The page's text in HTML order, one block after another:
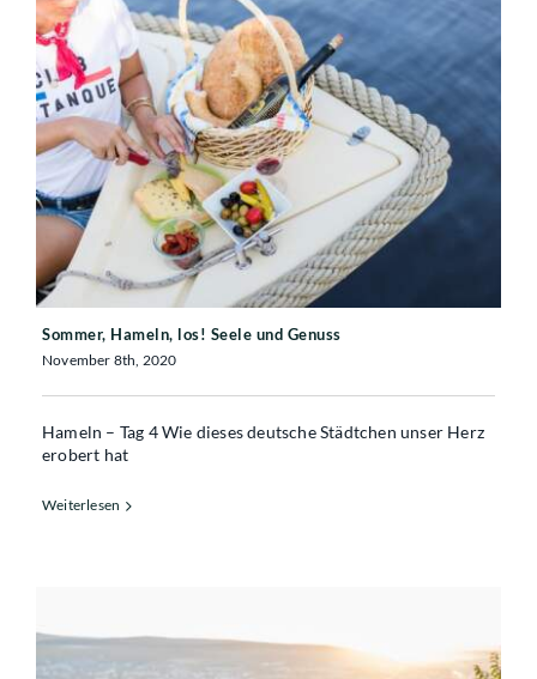
Sommer, Hameln, los! Seele und Genuss
Sommer, Hameln, los! Seele und Genuss
November 8th, 2020
Hameln – Tag 4 Wie dieses deutsche Städtchen unser Herz
erobert hat
Weiterlesen